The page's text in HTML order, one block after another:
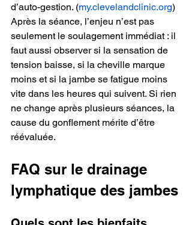
d’auto-gestion. (my.clevelandclinic.org)
Après la séance, l’enjeu n’est pas
seulement le soulagement immédiat : il
faut aussi observer si la sensation de
tension baisse, si la cheville marque
moins et si la jambe se fatigue moins
vite dans les heures qui suivent. Si rien
ne change après plusieurs séances, la
cause du gonflement mérite d’être
réévaluée.
FAQ sur le drainage
lymphatique des jambes